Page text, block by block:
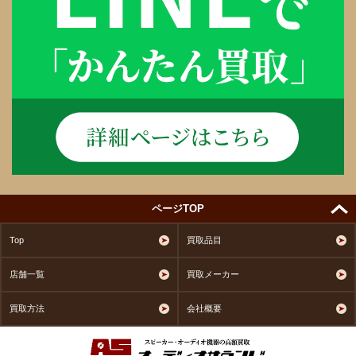
ページTOP
Top 買取品目
店舗一覧 買取メーカー
買取方法 会社概要